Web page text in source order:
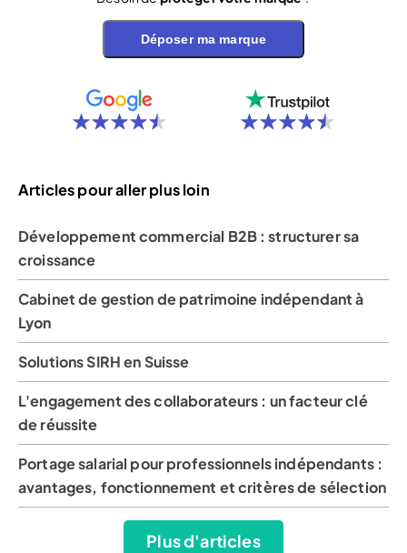
Déposer ma marque
Articles pour aller plus loin
Développement commercial B2B : structurer sa
croissance
Cabinet de gestion de patrimoine indépendant à
Lyon
Solutions SIRH en Suisse
L'engagement des collaborateurs : un facteur clé
de réussite
Portage salarial pour professionnels indépendants :
avantages, fonctionnement et critères de sélection
Plus d'articles